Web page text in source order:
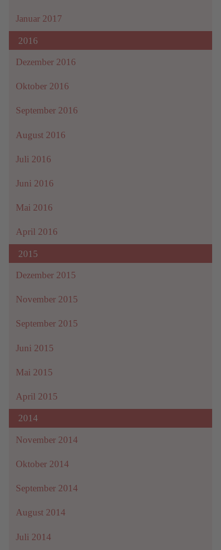
Januar 2017
2016
Dezember 2016
Oktober 2016
September 2016
August 2016
Juli 2016
Juni 2016
Mai 2016
April 2016
2015
Dezember 2015
November 2015
September 2015
Juni 2015
Mai 2015
April 2015
2014
November 2014
Oktober 2014
September 2014
August 2014
Juli 2014